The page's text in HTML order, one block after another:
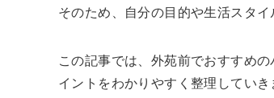
そのため、自分の目的や生活スタ
この記事では、外苑前でおすすめ
イントをわかりやすく整理していき